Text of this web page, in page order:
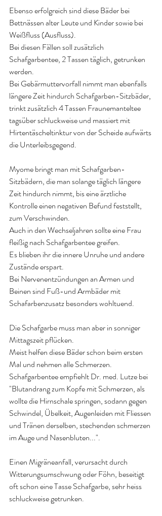
Ebenso erfolgreich sind diese Bäder bei
Bettnässen alter Leute und Kinder sowie bei
Weißfluss (Ausfluss).
Bei diesen Fällen soll zusätzlich
Schafgarbentee, 2 Tassen täglich, getrunken
werden.
Bei Gebärmuttervorfall nimmt man ebenfalls
längere Zeit hindurch Schafgarben-Sitzbäder,
trinkt zusätzlich 4 Tassen Fraunemanteltee
tagsüber schluckweise und massiert mit
Hirtentäscheltinktur von der Scheide aufwärts
die Unterleibsgegend.
Myome bringt man mit Schafgarben-
Sitzbädern, die man solange täglich längere
Zeit hindurch nimmt, bis eine ärztliche
Kontrolle einen negativen Befund feststellt,
zum Verschwinden.
Auch in den Wechseljahren sollte eine Frau
fleißig nach Schafgarbentee greifen.
Es blieben ihr die innere Unruhe und andere
Zustände erspart.
Bei Nervenentzündungen an Armen und
Beinen sind Fuß-und Armbäder mit
Schafarbenzusatz besonders wohltuend.
Die Schafgarbe muss man aber in sonniger
Mittagszeit pflücken.
Meist helfen diese Bäder schon beim ersten
Mal und nehmen alle Schmerzen.
Schafgarbentee empfiehlt Dr. med. Lutze bei
"Blutandrang zum Kopfe mit Schmerzen, als
wollte die Hirnschale springen, sodann gegen
Schwindel, Übelkeit, Augenleiden mit Fliessen
und Tränen derselben, stechenden schmerzen
im Auge und Nasenbluten...".
Einen Migräneanfall, verursacht durch
Witterungsumschwung oder Föhn, beseitigt
oft schon eine Tasse Schafgarbe, sehr heiss
schluckweise getrunken.